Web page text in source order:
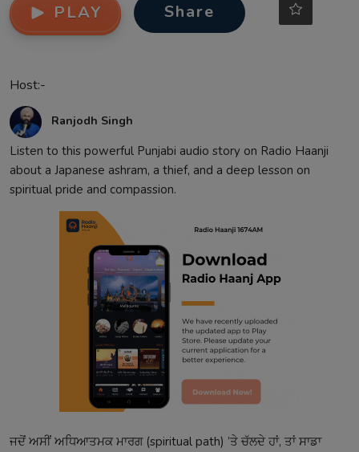
PLAY Share
Host:-
Ranjodh Singh
Listen to this powerful Punjabi audio story on Radio Haanji
about a Japanese ashram, a thief, and a deep lesson on
spiritual pride and compassion.
ਜਦੋਂ ਅਸੀਂ ਅਧਿਆਤਮਕ ਮਾਰਗ (spiritual path) ’ਤੇ ਚੱਲਦੇ ਹਾਂ, ਤਾਂ ਸਾਡਾ